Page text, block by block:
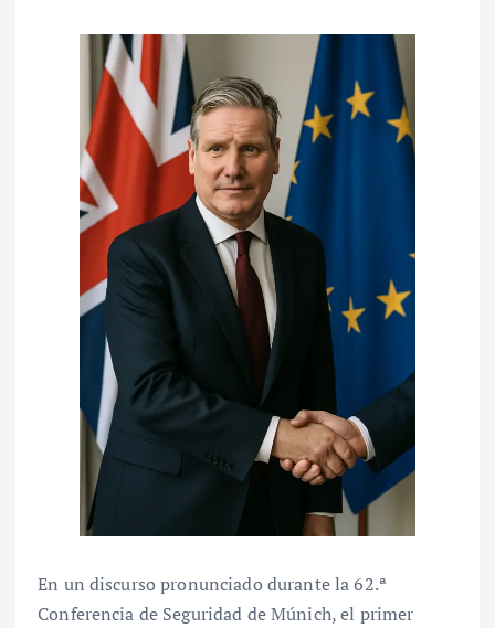
En un discurso pronunciado durante la 62.ª
Conferencia de Seguridad de Múnich, el primer